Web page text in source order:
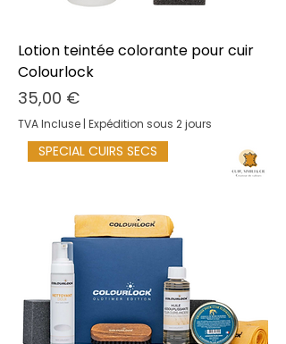
Lotion teintée colorante pour cuir
Colourlock
Prix
35,00 €
TVA Incluse | Expédition sous 2 jours
SPECIAL CUIRS SECS